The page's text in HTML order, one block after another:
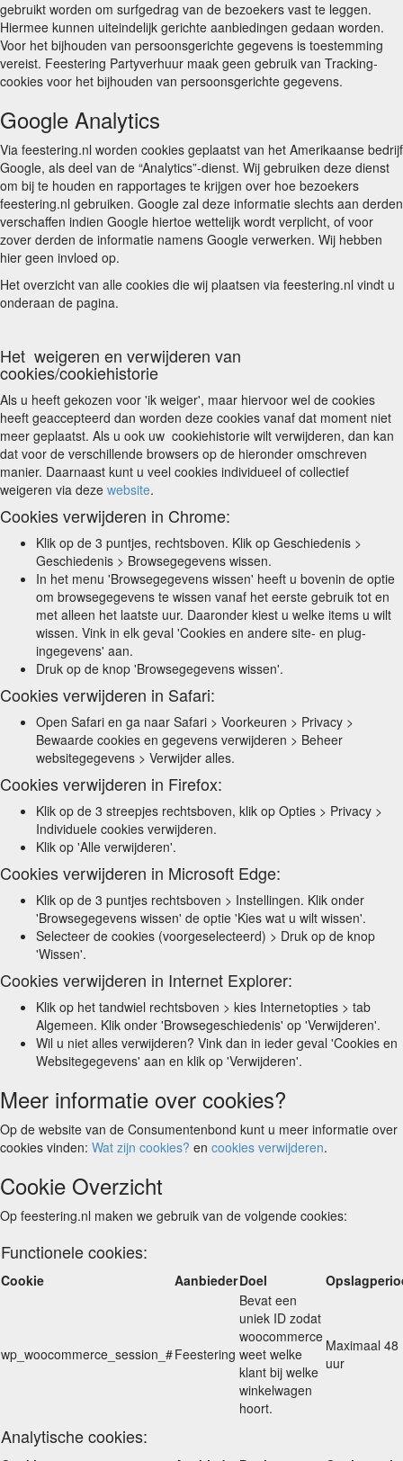
gebruikt worden om surfgedrag van de bezoekers vast te leggen.
Hiermee kunnen uiteindelijk gerichte aanbiedingen gedaan worden.
Voor het bijhouden van persoonsgerichte gegevens is toestemming
vereist. Feestering Partyverhuur maak geen gebruik van Tracking-
cookies voor het bijhouden van persoonsgerichte gegevens.
Google Analytics
Via feestering.nl worden cookies geplaatst van het Amerikaanse bedrijf
Google, als deel van de “Analytics”-dienst. Wij gebruiken deze dienst
om bij te houden en rapportages te krijgen over hoe bezoekers
feestering.nl gebruiken. Google zal deze informatie slechts aan derden
verschaffen indien Google hiertoe wettelijk wordt verplicht, of voor
zover derden de informatie namens Google verwerken. Wij hebben
hier geen invloed op.
Het overzicht van alle cookies die wij plaatsen via feestering.nl vindt u
onderaan de pagina.
Het weigeren en verwijderen van
cookies/cookiehistorie
Als u heeft gekozen voor 'ik weiger', maar hiervoor wel de cookies
heeft geaccepteerd dan worden deze cookies vanaf dat moment niet
meer geplaatst. Als u ook uw cookiehistorie wilt verwijderen, dan kan
dat voor de verschillende browsers op de hieronder omschreven
manier. Daarnaast kunt u veel cookies individueel of collectief
weigeren via deze website.
Cookies verwijderen in Chrome:
Klik op de 3 puntjes, rechtsboven. Klik op Geschiedenis >
Geschiedenis > Browsegegevens wissen.
In het menu 'Browsegegevens wissen' heeft u bovenin de optie
om browsegegevens te wissen vanaf het eerste gebruik tot en
met alleen het laatste uur. Daaronder kiest u welke items u wilt
wissen. Vink in elk geval 'Cookies en andere site- en plug-
ingegevens' aan.
Druk op de knop 'Browsegegevens wissen'.
Cookies verwijderen in Safari:
Open Safari en ga naar Safari > Voorkeuren > Privacy >
Bewaarde cookies en gegevens verwijderen > Beheer
websitegegevens > Verwijder alles.
Cookies verwijderen in Firefox:
Klik op de 3 streepjes rechtsboven, klik op Opties > Privacy >
Individuele cookies verwijderen.
Klik op 'Alle verwijderen'.
Cookies verwijderen in Microsoft Edge:
Klik op de 3 puntjes rechtsboven > Instellingen. Klik onder
'Browsegegevens wissen' de optie 'Kies wat u wilt wissen'.
Selecteer de cookies (voorgeselecteerd) > Druk op de knop
'Wissen'.
Cookies verwijderen in Internet Explorer:
Klik op het tandwiel rechtsboven > kies Internetopties > tab
Algemeen. Klik onder 'Browsegeschiedenis' op 'Verwijderen'.
Wil u niet alles verwijderen? Vink dan in ieder geval 'Cookies en
Websitegegevens' aan en klik op 'Verwijderen'.
Meer informatie over cookies?
Op de website van de Consumentenbond kunt u meer informatie over
cookies vinden: Wat zijn cookies? en cookies verwijderen.
Cookie Overzicht
Op feestering.nl maken we gebruik van de volgende cookies:
Functionele cookies:
Cookie AanbiederDoel
wp_woocommerce_session_#Feestering
Bevat een
uniek ID zodat
woocommerce
weet welke
klant bij welke
winkelwagen
hoort.
Maximaal 48
uur
Analytische cookies: